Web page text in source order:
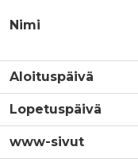
Nimi
Aloituspäivä
Lopetuspäivä
www-sivut